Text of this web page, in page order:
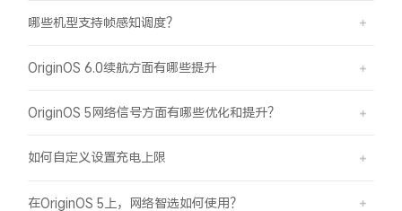
哪些机型支持帧感知调度？
OriginOS 6.0续航方面有哪些提升
OriginOS 5网络信号方面有哪些优化和提升？
如何自定义设置充电上限
在OriginOS 5上，网络智选如何使用？